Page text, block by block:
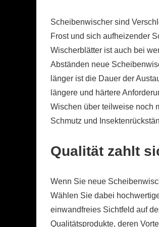
Scheibenwischer sind
Frost und sich aufheizender
Wischerblätter ist auch bei
Abständen neue
länger ist die Dauer der
längere und härtere
Wischen über teilweise noch
Schmutz und
Qualität zahlt
Wenn Sie neue
Wählen Sie dabei
einwandfreies Sichtfeld auf
Qualitätsprodukte, deren